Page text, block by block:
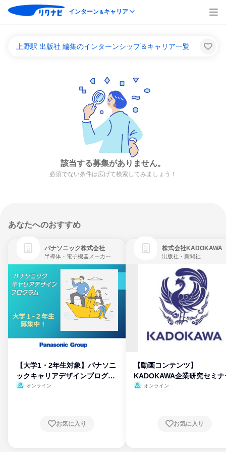
インターン＆キャリア
上野駅 出版社 編集のインターンシップ＆キャリア一覧
該当する募集がありません。
必須でない条件は広げて検索してみましょう！
あなたへのおすすめ
パナソニック株式会社
半導体・電子機器メーカー
【大学1・2年生対象】パナソニ
ックキャリアデザインプログラ
ム
オンライン
お気に入り
株式会社KADOKAWA
出版社・新聞社
【動画コンテンツ】
KADOKAWA企業研究セミナ
オンライン
お気に入り